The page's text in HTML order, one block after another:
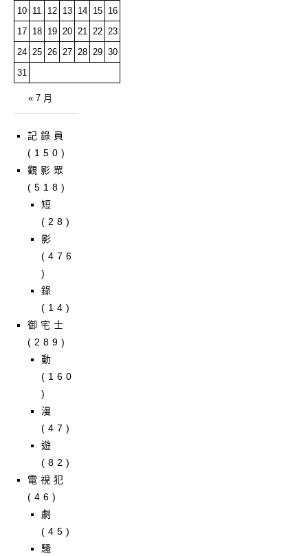
10
11 12 13 14 15
16
17
18 19 20 21 22
23
24
25 26 27 28 29 30
31
« 7 月
記錄員
(150)
觀影眾
(518)
短
(28)
影
(476
)
錄
(14)
御宅士
(289)
動
(160
)
漫
(47)
遊
(82)
電視犯
(46)
劇
(45)
騷